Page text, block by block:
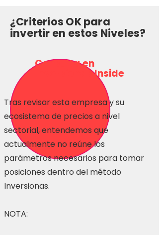
¿Criterios OK para
invertir en estos Niveles?
Consulta en
Inversionas Inside
Tras revisar esta empresa y su
ecosistema de precios a nivel
sectorial, entendemos que
actualmente no reúne los
parámetros necesarios para tomar
posiciones dentro del método
Inversionas.
NOTA: